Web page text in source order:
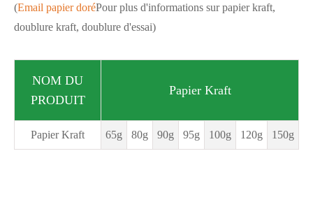
(Email papier doréPour plus d'informations sur papier kraft,
doublure kraft, doublure d'essai)
NOM DU
PRODUIT
Papier Kraft
Papier Kraft 65g 80g 90g 95g 100g 120g 150g